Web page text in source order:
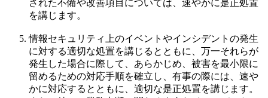
された不備や改善項目については、速やかに是正処置
を講じます。
情報セキュリティ上のイベントやインシデントの発生
に対する適切な処置を講じるとともに、万一それらが
発生した場合に際して、あらかじめ、被害を最小限に
留めるための対応手順を確立し、有事の際には、速や
かに対応するとともに、適切な是正処置を講じます。